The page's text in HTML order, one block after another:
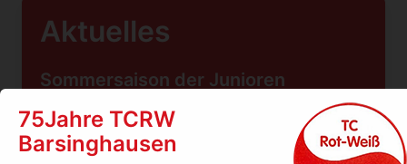
75Jahre TCRW
Barsinghausen
Aktuelles
Sommersaison der Junioren
Die Sommersaison der Junioren neigt sich dem
Ende entgegen und die Staffelsieger stehen